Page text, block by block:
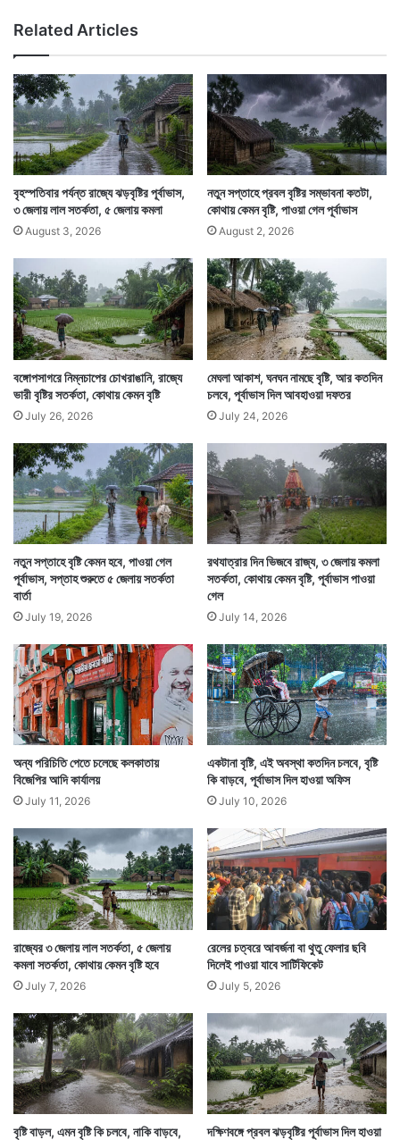
ট
পে
শ
,
মা
সু
দ
আ
জ
হা
র
হ
অ
ভি
যু
ক্ত
৪
Related Articles
বৃহস্পতিবার পর্যন্ত রাজ্যে ঝড়বৃষ্টির পূর্বাভাস,
৩ জেলায় লাল সতর্কতা, ৫ জেলায় কমলা
August 3, 2026
নতুন সপ্তাহে প্রবল বৃষ্টির সম্ভাবনা কতটা,
কোথায় কেমন বৃষ্টি, পাওয়া গেল পূর্বাভাস
August 2, 2026
বঙ্গোপসাগরে নিম্নচাপের চোখরাঙানি, রাজ্যে
ভারী বৃষ্টির সতর্কতা, কোথায় কেমন বৃষ্টি
July 26, 2026
মেঘলা আকাশ, ঘনঘন নামছে বৃষ্টি, আর কতদিন
চলবে, পূর্বাভাস দিল আবহাওয়া দফতর
July 24, 2026
নতুন সপ্তাহে বৃষ্টি কেমন হবে, পাওয়া গেল
পূর্বাভাস, সপ্তাহ শুরুতে ৫ জেলায় সতর্কতা
বার্তা
July 19, 2026
রথযাত্রার দিন ভিজবে রাজ্য, ৩ জেলায় কমলা
সতর্কতা, কোথায় কেমন বৃষ্টি, পূর্বাভাস পাওয়া
গেল
July 14, 2026
অন্য পরিচিতি পেতে চলেছে কলকাতায়
বিজেপির আদি কার্যালয়
July 11, 2026
একটানা বৃষ্টি, এই অবস্থা কতদিন চলবে, বৃষ্টি
কি বাড়বে, পূর্বাভাস দিল হাওয়া অফিস
July 10, 2026
রাজ্যের ৩ জেলায় লাল সতর্কতা, ৫ জেলায়
কমলা সতর্কতা, কোথায় কেমন বৃষ্টি হবে
July 7, 2026
রেলের চত্বরে আবর্জনা বা থুতু ফেলার ছবি
দিলেই পাওয়া যাবে সার্টিফিকেট
July 5, 2026
বৃষ্টি বাড়ল, এমন বৃষ্টি কি চলবে, নাকি বাড়বে,
দক্ষিণবঙ্গে প্রবল ঝড়বৃষ্টির পূর্বাভাস দিল হাওয়া